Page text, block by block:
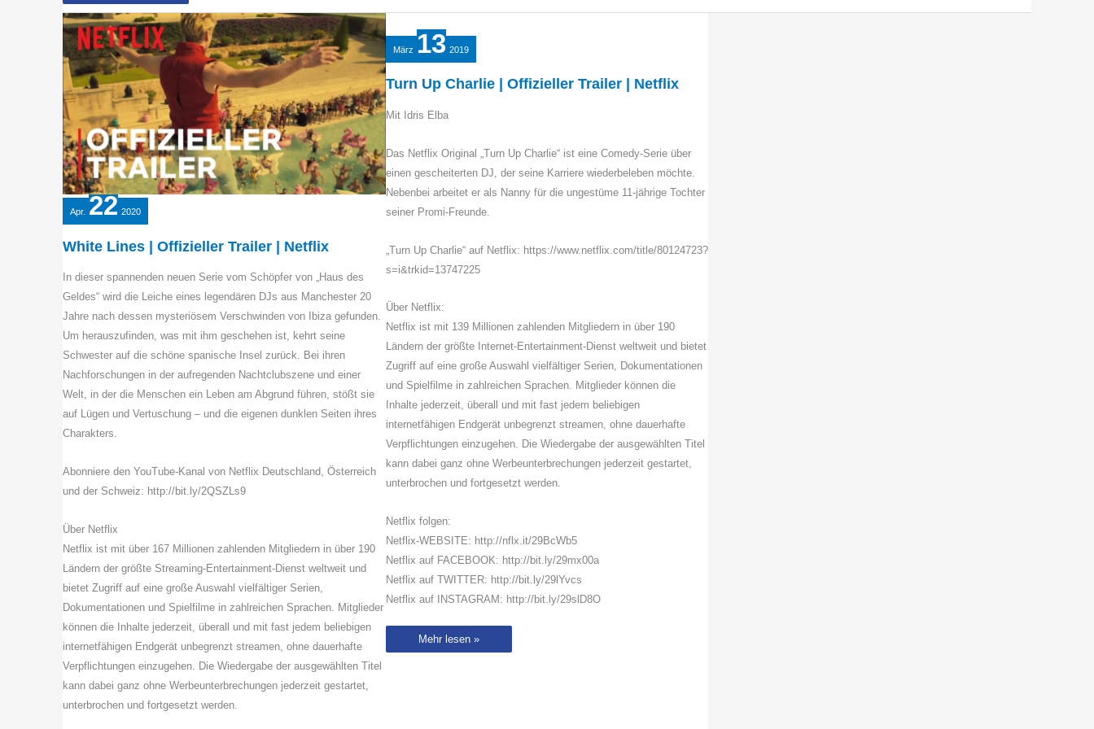
Liebe
nochmal
|
Offizieller
Trailer
Netflix
Apr. 22 2020
White Lines | Offizieller Trailer | Netflix
In dieser spannenden neuen Serie vom Schöpfer von „Haus des
Geldes“ wird die Leiche eines legendären DJs aus Manchester 20
Jahre nach dessen mysteriösem Verschwinden von Ibiza gefunden.
Um herauszufinden, was mit ihm geschehen ist, kehrt seine
Schwester auf die schöne spanische Insel zurück. Bei ihren
Nachforschungen in der aufregenden Nachtclubszene und einer
Welt, in der die Menschen ein Leben am Abgrund führen, stößt sie
auf Lügen und Vertuschung – und die eigenen dunklen Seiten ihres
Charakters.
Abonniere den YouTube-Kanal von Netflix Deutschland, Österreich
und der Schweiz: http://bit.ly/2QSZLs9
Über Netflix
Netflix ist mit über 167 Millionen zahlenden Mitgliedern in über 190
Ländern der größte Streaming-Entertainment-Dienst weltweit und
bietet Zugriff auf eine große Auswahl vielfältiger Serien,
Dokumentationen und Spielfilme in zahlreichen Sprachen. Mitglieder
können die Inhalte jederzeit, überall und mit fast jedem beliebigen
internetfähigen Endgerät unbegrenzt streamen, ohne dauerhafte
Verpflichtungen einzugehen. Die Wiedergabe der ausgewählten Titel
kann dabei ganz ohne Werbeunterbrechungen jederzeit gestartet,
unterbrochen und fortgesetzt werden.
März 13 2019
Turn Up Charlie | Offizieller Trailer | Netflix
Mit Idris Elba
Das Netflix Original „Turn Up Charlie“ ist eine Comedy-Serie über
einen gescheiterten DJ, der seine Karriere wiederbeleben möchte.
Nebenbei arbeitet er als Nanny für die ungestüme 11-jährige Tochter
seiner Promi-Freunde.
„Turn Up Charlie“ auf Netflix: https://www.netflix.com/title/80124723?
s=i&trkid=13747225
Über Netflix:
Netflix ist mit 139 Millionen zahlenden Mitgliedern in über 190
Ländern der größte Internet-Entertainment-Dienst weltweit und bietet
Zugriff auf eine große Auswahl vielfältiger Serien, Dokumentationen
und Spielfilme in zahlreichen Sprachen. Mitglieder können die
Inhalte jederzeit, überall und mit fast jedem beliebigen
internetfähigen Endgerät unbegrenzt streamen, ohne dauerhafte
Verpflichtungen einzugehen. Die Wiedergabe der ausgewählten Titel
kann dabei ganz ohne Werbeunterbrechungen jederzeit gestartet,
unterbrochen und fortgesetzt werden.
Netflix folgen:
Netflix-WEBSITE: http://nflx.it/29BcWb5
Netflix auf FACEBOOK: http://bit.ly/29mx00a
Netflix auf TWITTER: http://bit.ly/29lYvcs
Netflix auf INSTAGRAM: http://bit.ly/29slD8O
Turn
Mehr lesen »